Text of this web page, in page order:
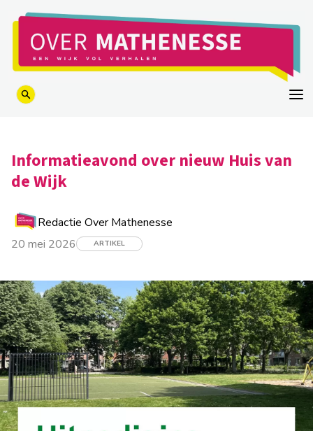
Informatieavond over nieuw Huis van
de Wijk
Redactie Over Mathenesse
20 mei 2026
ARTIKEL